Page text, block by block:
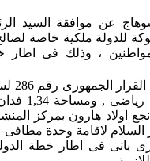
عن موافقة السيد
للدولة ملكية خاصة
، وذلك فى اطار
اولاد
0,55 فدان بناحية نجع اولاد
ياتى فى اطار خطة